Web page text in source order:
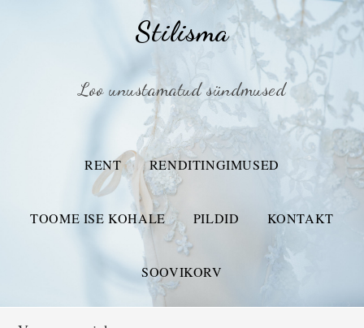
Stilisma
Loo unustamatud sündmused
RENT RENDITINGIMUSED
TOOME ISE KOHALE PILDID KONTAKT
SOOVIKORV